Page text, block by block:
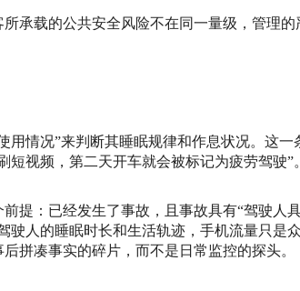
承载的公共安全风险不在同一量级，管理的
用情况”来判断其睡眠规律和作息状况。这一
视频，第二天开车就会被标记为疲劳驾驶”。
提：已经发生了事故，且事故具有“驾驶人
驶人的睡眠时长和生活轨迹，手机流量只是
拼凑事实的碎片，而不是日常监控的探头。